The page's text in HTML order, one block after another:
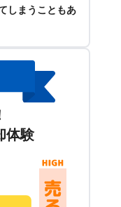
しまうこともあ
体験